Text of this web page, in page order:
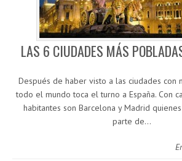
LAS 6 CIUDADES MÁS
Después de haber visto a las ciudades con
todo el mundo toca el turno a España. Con
habitantes son Barcelona y Madrid
parte de…